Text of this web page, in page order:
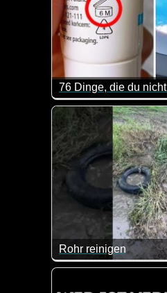
Auch wenn man das
Rohr reinigen
Das ist doch mal